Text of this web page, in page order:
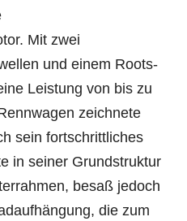
Mit zwei
und einem Roots-
Leistung von bis zu
zeichnete
sein fortschrittliches
in seiner Grundstruktur
besaß jedoch
die zum